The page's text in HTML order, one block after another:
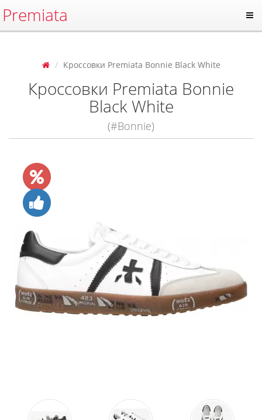
Premiata
Кроссовки Premiata Bonnie Black White
Кроссовки Premiata Bonnie
Black White
(#Bonnie)